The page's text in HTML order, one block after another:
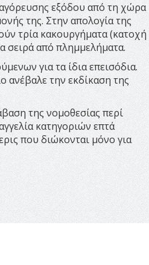
εξόδου από τη χώρα
της. Στην απολογία της
τρία κακουργήματα (κατοχή
σειρά από πλημμελήματα.
για τα ίδια επεισόδια.
την εκδίκαση της
της νομοθεσίας περί
κατηγοριών επτά
που διώκονται μόνο για